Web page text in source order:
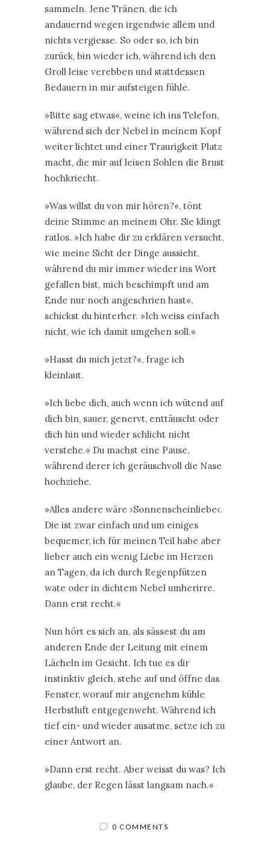
sammeln. Jene Tränen, die ich
andauernd wegen irgendwie allem und
nichts vergiesse. So oder so, ich bin
zurück, bin wieder ich, während ich den
Groll leise verebben und stattdessen
Bedauern in mir aufsteigen fühle.
»Bitte sag etwas«, weine ich ins Telefon,
während sich der Nebel in meinem Kopf
weiter lichtet und einer Traurigkeit Platz
macht, die mir auf leisen Sohlen die Brust
hochkriecht.
»Was willst du von mir hören?«, tönt
deine Stimme an meinem Ohr. Sie klingt
ratlos. »Ich habe dir zu erklären versucht,
wie meine Sicht der Dinge aussieht,
während du mir immer wieder ins Wort
gefallen bist, mich beschimpft und am
Ende nur noch angeschrien hast«,
schickst du hinterher. »Ich weiss einfach
nicht, wie ich damit umgehen soll.«
»Hasst du mich jetzt?«, frage ich
kleinlaut.
»Ich liebe dich, auch wenn ich wütend auf
dich bin, sauer, genervt, enttäuscht oder
dich hin und wieder schlicht nicht
verstehe.« Du machst eine Pause,
während derer ich geräuschvoll die Nase
hochziehe.
»Alles andere wäre ›Sonnenscheinliebe‹.
Die ist zwar einfach und um einiges
bequemer, ich für meinen Teil habe aber
lieber auch ein wenig Liebe im Herzen
an Tagen, da ich durch Regenpfützen
wate oder in dichtem Nebel umherirre.
Dann erst recht.«
Nun hört es sich an, als sässest du am
anderen Ende der Leitung mit einem
Lächeln im Gesicht. Ich tue es dir
instinktiv gleich, stehe auf und öffne das
Fenster, worauf mir angenehm kühle
Herbstluft entgegenweht. Während ich
tief ein- und wieder ausatme, setze ich zu
einer Antwort an.
»Dann erst recht. Aber weisst du was? Ich
glaube, der Regen lässt langsam nach.«
0 COMMENTS